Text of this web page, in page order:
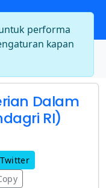
RI)
Dalam
RI)
Twitter
performa
kapan